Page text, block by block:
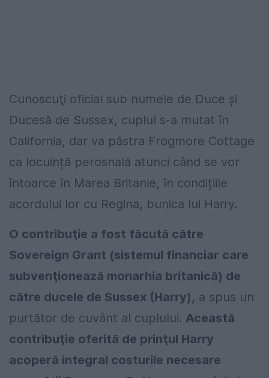
Cunoscuţi oficial sub numele de Duce și
Ducesă de Sussex, cuplul s-a mutat în
California, dar va păstra Frogmore Cottage
ca locuință perosnală atunci când se vor
întoarce în Marea Britanie, în condițiile
acordului lor cu Regina, bunica lui Harry.
O contribuţie a fost făcută către
Sovereign Grant (sistemul financiar care
subvenţionează monarhia britanică) de
către ducele de Sussex (Harry), a spus un
purtător de cuvânt al cuplului. Această
contribuţie oferită de prinţul Harry
acoperă integral costurile necesare